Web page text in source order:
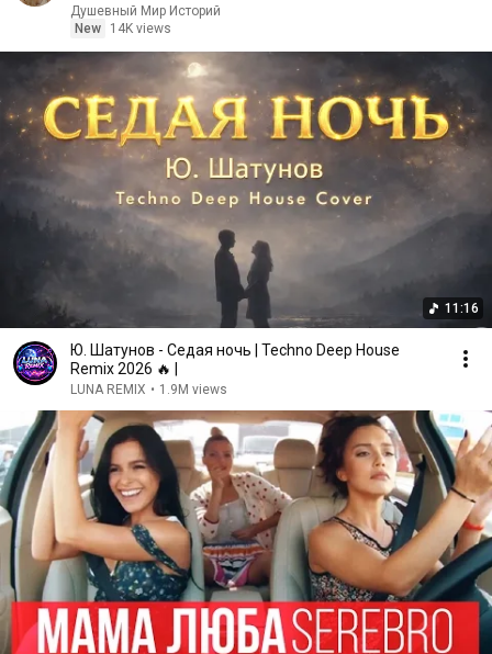
Аудиорассказ
Душевный Мир Историй
New
14K views
11:16
Ю. Шатунов - Седая ночь | Techno Deep House
Remix 2026 🔥 |
LUNA REMIX • 1.9M views